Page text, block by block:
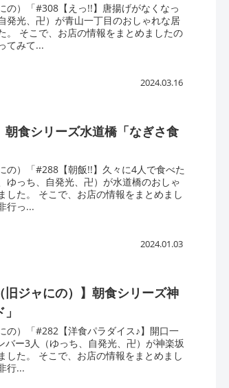
の）「#308【えっ!!】唐揚げがなくなっ
発光、卍）が青山一丁目のおしゃれな居
。 そこで、お店の情報をまとめましたの
てみて...
2024.03.16
朝食シリーズ水道橋「なぎさ食
の）「#288【朝飯!!】久々に4人で食べた
ゆっち、自発光、卍）が水道橋のおしゃ
した。 そこで、お店の情報をまとめまし
行っ...
2024.01.03
旧ジャにの）】朝食シリーズ神
の）「#282【洋食パラダイス♪】開口一
バー3人（ゆっち、自発光、卍）が神楽坂
した。 そこで、お店の情報をまとめまし
行...